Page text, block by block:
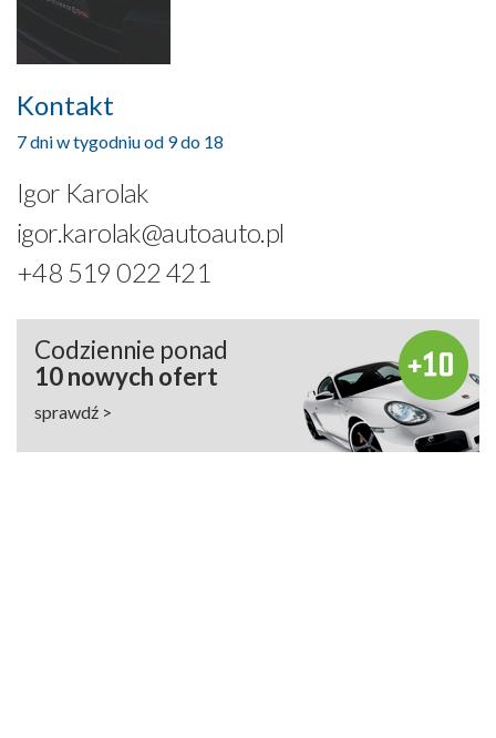
Kontakt
7 dni w tygodniu od 9 do 18
Igor Karolak
igor.karolak@autoauto.pl
+48 519 022 421
Codziennie ponad
10 nowych ofert
sprawdź >